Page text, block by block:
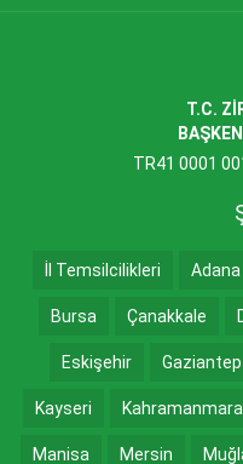
T.C.
TR41 0001
İl Temsilcilikleri Adana
Bursa Çanakkale
Eskişehir Gaziantep
Kayseri
Manisa Mersin